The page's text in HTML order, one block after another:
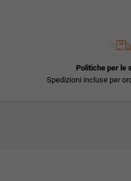
Politiche per le
Spedizioni incluse per